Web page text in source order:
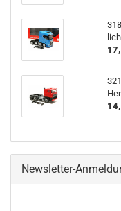
Newsletter-